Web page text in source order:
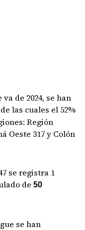
de 2024, se han
de las cuales el 52%
Región
Oeste 317 y Colón
se registra 1
de 50
se han